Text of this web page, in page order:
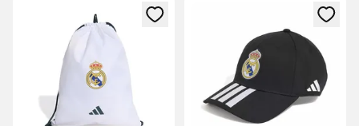
Åpner en Modal for å logge inn eller registrere deg som
Åpner en Modal for å logge